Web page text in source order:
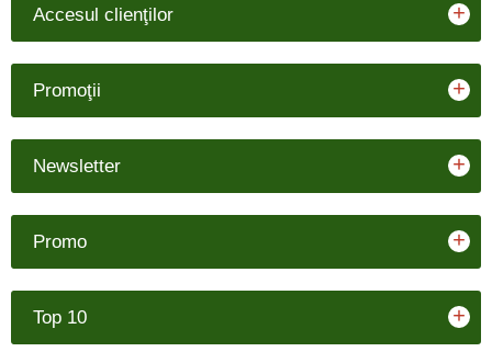
Accesul clienţilor +
Promoţii +
Newsletter +
Promo +
Top 10 +